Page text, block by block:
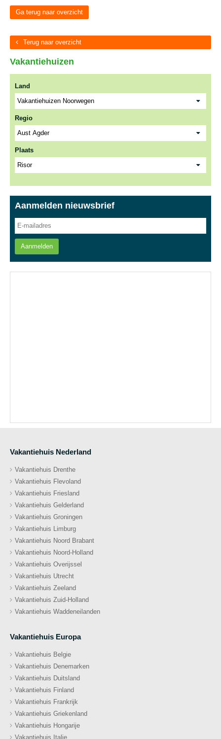
Ga terug naar overzicht
Terug naar overzicht
Vakantiehuizen
Land
Regio
Plaats
Aanmelden nieuwsbrief
Aanmelden
Vakantiehuis Nederland
Vakantiehuis Drenthe
Vakantiehuis Flevoland
Vakantiehuis Friesland
Vakantiehuis Gelderland
Vakantiehuis Groningen
Vakantiehuis Limburg
Vakantiehuis Noord Brabant
Vakantiehuis Noord-Holland
Vakantiehuis Overijssel
Vakantiehuis Utrecht
Vakantiehuis Zeeland
Vakantiehuis Zuid-Holland
Vakantiehuis Waddeneilanden
Vakantiehuis Europa
Vakantiehuis Belgie
Vakantiehuis Denemarken
Vakantiehuis Duitsland
Vakantiehuis Finland
Vakantiehuis Frankrijk
Vakantiehuis Griekenland
Vakantiehuis Hongarije
Vakantiehuis Italie